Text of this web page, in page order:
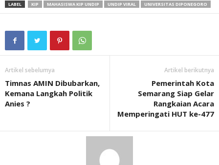
LABEL KIP MAHASISWA KIP UNDIP UNDIP VIRAL UNIVERSITAS DIPONEGORO
Artikel sebelumya
Timnas AMIN Dibubarkan,
Kemana Langkah Politik
Anies ?
Artikel berikutnya
Pemerintah Kota
Semarang Siap Gelar
Rangkaian Acara
Memperingati HUT ke-477